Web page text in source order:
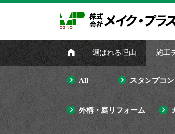
選ばれる理由 施工
All スタンプコ
外構・庭リフォーム